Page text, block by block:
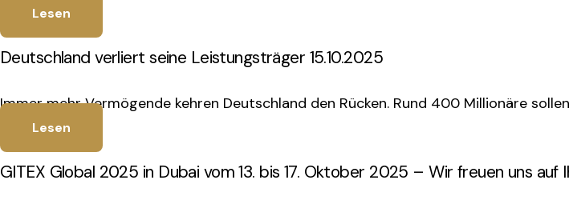
Lesen
Deutschland verliert seine Leistungsträger 15.10.2025
Immer mehr Vermögende kehren Deutschland den Rücken. Rund 400 Millionäre
Lesen
GITEX Global 2025 in Dubai vom 13. bis 17. Oktober 2025 – Wir freuen uns auf